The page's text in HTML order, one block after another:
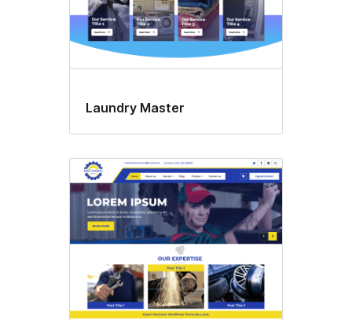
Laundry Master